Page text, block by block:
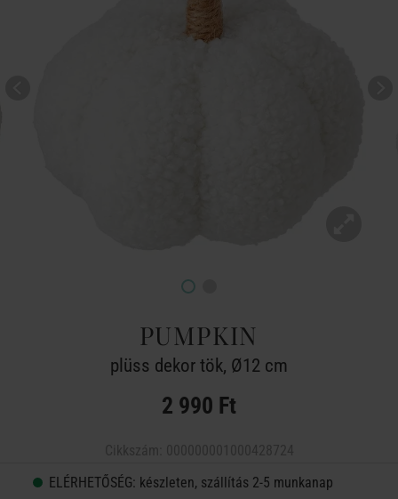
PUMPKIN
plüss dekor tök, Ø12 cm
2 990 Ft
ELÉRHETŐSÉG: készleten, szállítás 2-5 munkanap